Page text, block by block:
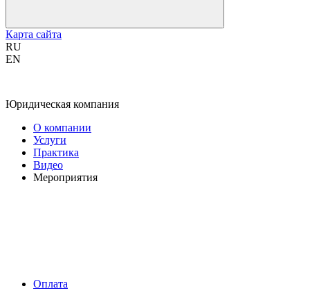
Карта сайта
RU
EN
Юридическая компания
О компании
Услуги
Практика
Видео
Мероприятия
Оплата